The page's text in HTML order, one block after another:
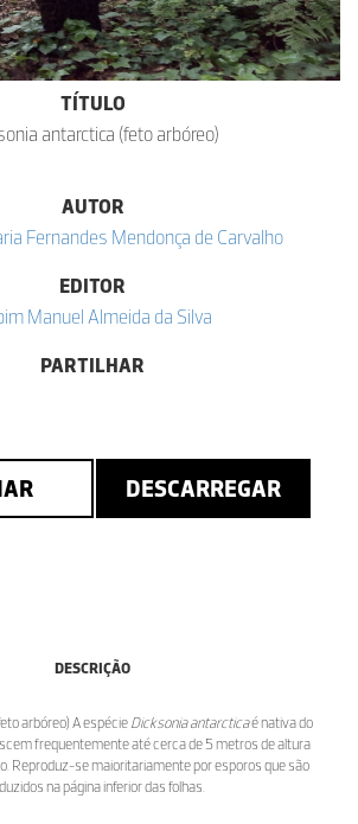
TÍTULO
antarctica (feto arbóreo)
AUTOR
Fernandes Mendonça de Carvalho
EDITOR
Manuel Almeida da Silva
PARTILHAR
DESCARREGAR
DESCRIÇÃO
arbóreo) A espécie Dicksonia antarcticaé nativa do
frequentemente até cerca de 5 metros de altura
Reproduz-se maioritariamente por esporos que são
na página inferior das folhas.